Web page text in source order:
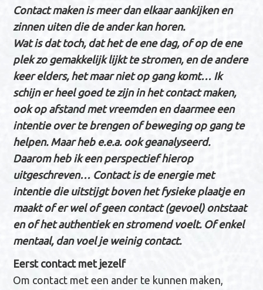
Contact maken is meer dan elkaar aankijken en
zinnen uiten die de ander kan horen.
Wat is dat toch, dat het de ene dag, of op de ene
plek zo gemakkelijk lijkt te stromen, en de andere
keer elders, het maar niet op gang komt… Ik
schijn er heel goed te zijn in het contact maken,
ook op afstand met vreemden en daarmee een
intentie over te brengen of beweging op gang te
helpen. Maar heb e.e.a. ook geanalyseerd.
Daarom heb ik een perspectief hierop
uitgeschreven… Contact is de energie met
intentie die uitstijgt boven het fysieke plaatje en
maakt of er wel of geen contact (gevoel) ontstaat
en of het authentiek en stromend voelt. Of enkel
mentaal, dan voel je weinig contact.
Eerst contact met jezelf
Om contact met een ander te kunnen maken,